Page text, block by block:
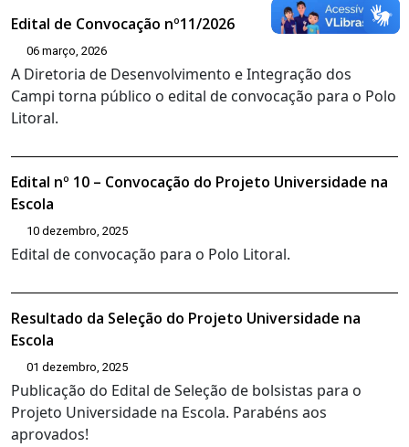
Edital de Convocação nº11/2026
06 março, 2026
A Diretoria de Desenvolvimento e Integração dos
Campi torna público o edital de convocação para o Polo
Litoral.
Edital nº 10 – Convocação do Projeto Universidade na
Escola
10 dezembro, 2025
Edital de convocação para o Polo Litoral.
Resultado da Seleção do Projeto Universidade na
Escola
01 dezembro, 2025
Publicação do Edital de Seleção de bolsistas para o
Projeto Universidade na Escola. Parabéns aos
aprovados!